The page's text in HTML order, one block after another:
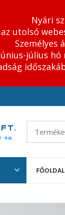
Nyári
az utolsó
Személyes
július
FŐOLDAL